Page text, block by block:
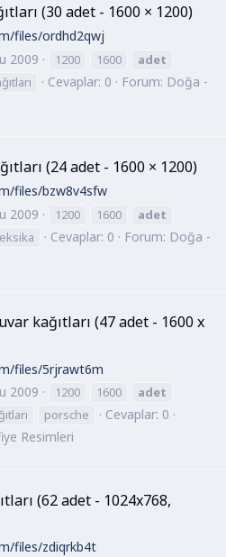
(30 adet - 1600 × 1200)
files/ordhd2qwj
2009 1200 1600
adet
Cevaplar: 0 Forum: Doğa -
(24 adet - 1600 × 1200)
files/bzw8v4sfw
2009 1200 1600
adet
Cevaplar: 0 Forum: Doğa -
kağıtları (47 adet - 1600 x
files/5rjrawt6m
2009 1200 1600
adet
porsche
Cevaplar: 0
Resimleri
(62 adet - 1024x768,
files/zdiqrkb4t